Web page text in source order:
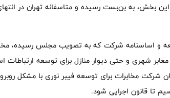
این بخش، به بن‌بست رسیده و متاسفانه تهران در
و اساسنامه شرکت که به تصویب مجلس رسیده،
شهری و حتی دیوار منازل برای توسعه ارتباطات
مخابرات برای توسعه فیبر نوری با مشکل
تا قانون اجرایی شود.